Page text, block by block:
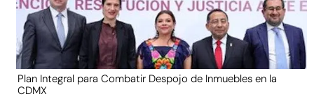
Plan Integral para Combatir Despojo de Inmuebles en la
CDMX